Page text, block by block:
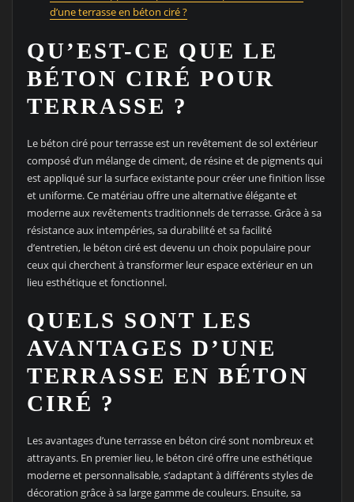
d’une terrasse en béton ciré ?
QU’EST-CE QUE LE
BÉTON CIRÉ POUR
TERRASSE ?
Le béton ciré pour terrasse est un revêtement de sol extérieur
composé d’un mélange de ciment, de résine et de pigments qui
est appliqué sur la surface existante pour créer une finition lisse
et uniforme. Ce matériau offre une alternative élégante et
moderne aux revêtements traditionnels de terrasse. Grâce à sa
résistance aux intempéries, sa durabilité et sa facilité
d’entretien, le béton ciré est devenu un choix populaire pour
ceux qui cherchent à transformer leur espace extérieur en un
lieu esthétique et fonctionnel.
QUELS SONT LES
AVANTAGES D’UNE
TERRASSE EN BÉTON
CIRÉ ?
Les avantages d’une terrasse en béton ciré sont nombreux et
attrayants. En premier lieu, le béton ciré offre une esthétique
moderne et personnalisable, s’adaptant à différents styles de
décoration grâce à sa large gamme de couleurs. Ensuite, sa